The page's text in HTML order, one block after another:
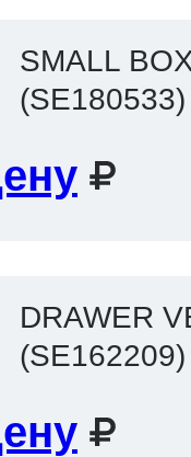
SMALL
(SE180533)
DRAWER
(SE162209)